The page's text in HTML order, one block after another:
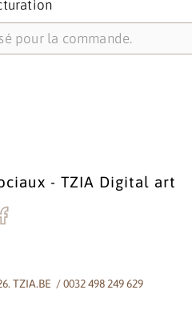
- TZIA Digital art
TZIA.BE / 0032 498 249 629